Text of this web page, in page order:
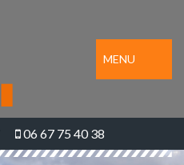
MENU
06 67 75 40 38